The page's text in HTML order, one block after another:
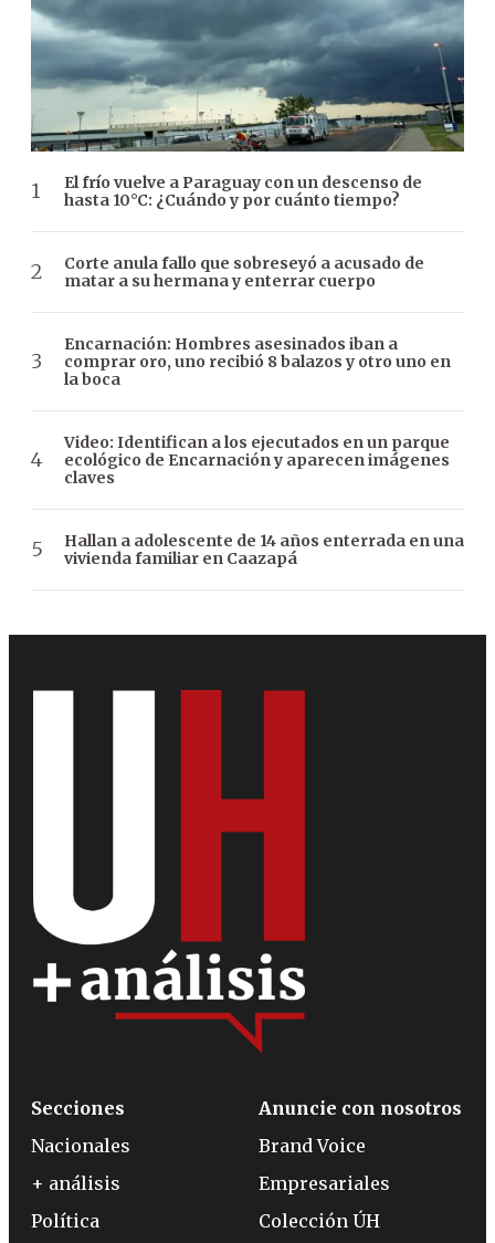
El frío vuelve a Paraguay con un descenso de
hasta 10°C: ¿Cuándo y por cuánto tiempo?
Corte anula fallo que sobreseyó a acusado de
matar a su hermana y enterrar cuerpo
Encarnación: Hombres asesinados iban a
comprar oro, uno recibió 8 balazos y otro uno en
la boca
Video: Identifican a los ejecutados en un parque
ecológico de Encarnación y aparecen imágenes
claves
Hallan a adolescente de 14 años enterrada en una
vivienda familiar en Caazapá
Secciones
Nacionales
+ análisis
Política
Anuncie con nosotros
Brand Voice
Empresariales
Colección ÚH